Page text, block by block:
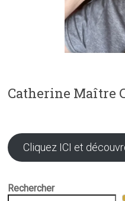
Catherine Maître
Cliquez ICI et
Rechercher